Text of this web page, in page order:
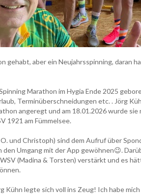
gehabt, aber ein Neujahrsspinning, daran
Marathon im Hygia Ende 2025
Terminüberschneidungen etc. . Jörg
angeregt und am 18.01.2026 wurde sie
1921 am Fümmelsee.
O. und Christoph) sind dem Aufruf über
Umgang mit der App gewöhnen😉.
(Madina & Torsten) verstärkt und es
legte sich voll ins Zeug! Ich habe mich